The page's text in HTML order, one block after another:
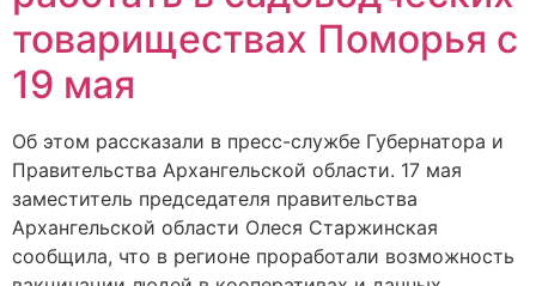
товариществах Поморья с
19 мая
Об этом рассказали в пресс-службе Губернатора и
Правительства Архангельской области. 17 мая
заместитель председателя правительства
Архангельской области Олеся Старжинская
сообщила, что в регионе проработали возможность